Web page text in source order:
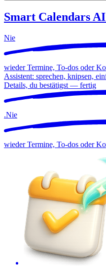
Smart Calendars
Nie
wieder Termine, To-dos oder
Assistent: sprechen, knipsen,
Details, du bestätigst — fertig
.Nie
wieder Termine, To-dos oder